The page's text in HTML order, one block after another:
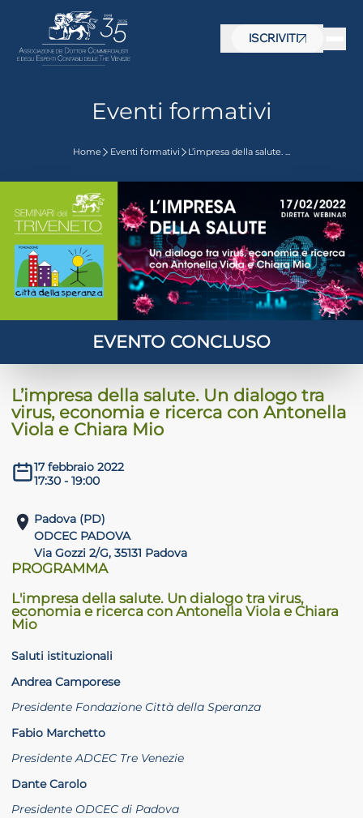
ISCRIVITI
Eventi formativi
Home Eventi formativi L’impresa della salute. ...
EVENTO CONCLUSO
L’impresa della salute. Un dialogo tra
virus, economia e ricerca con Antonella
Viola e Chiara Mio
17 febbraio 2022
17:30 - 19:00
Padova (PD)
ODCEC PADOVA
Via Gozzi 2/G, 35131 Padova
PROGRAMMA
L'impresa della salute. Un dialogo tra virus,
economia e ricerca con Antonella Viola e Chiara
Mio
Saluti istituzionali
Andrea Camporese
Presidente Fondazione Città della Speranza
Fabio Marchetto
Presidente ADCEC Tre Venezie
Dante Carolo
Presidente ODCEC di Padova